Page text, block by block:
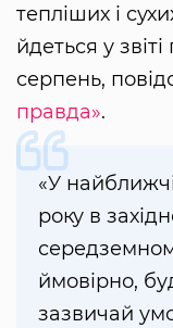
тепліших і
йдеться у
серпень,
правда».
«У
року в
ймовірно,
зазвичай